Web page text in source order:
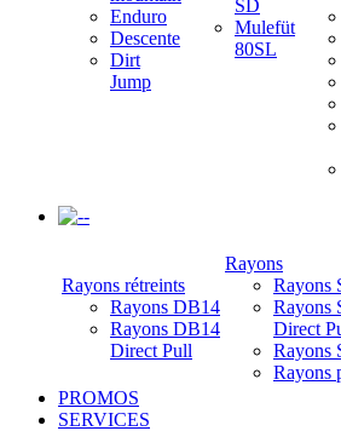
Enduro
Descente
Dirt
Jump
SD
Mulefüt
80SL
-
Rayons rétreints
Rayons DB14
Rayons DB14
Direct Pull
Rayons
Rayons
Rayons
Direct
Rayons
Rayons
PROMOS
SERVICES